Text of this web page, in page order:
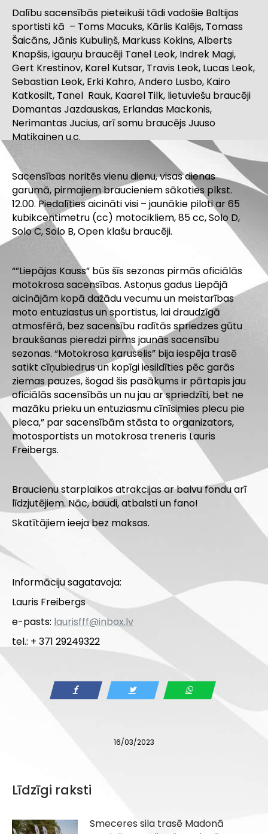
Dalību sacensībās pieteikuši tādi vadošie Baltijas
sportisti kā – Toms Macuks, Kārlis Kalējs, Tomass
Šaicāns, Jānis Kubuliņš, Markuss Kokins, Alberts
Knapšis, igauņu braucēji Tanel Leok, Indrek Magi,
Gert Krestinov, Karel Kutsar, Travis Leok, Lucas Leok,
Sebastian Leok, Erki Kahro, Andero Lusbo, Kairo
Katkosilt, Tanel Rauk, Kaarel Tilk, lietuviešu braucēji
Domantas Jazdauskas, Erlandas Mackonis,
Nerimantas Jucius, arī somu braucējs Juuso
Matikainen u.c.
Sacensības noritēs vienu dienu, visas dienas
garumā, pirmajiem braucieniem sākoties plkst.
12.00. Piedalīties aicināti visi – jaunākie piloti ar 65
kubikcentimetru (cc) motocikliem, 85 cc, Solo D,
Solo C, Solo B, Open klašu braucēji.
“”Liepājas Kauss” būs šīs sezonas pirmās oficiālās
motokrosa sacensības. Astoņus gadus Liepājā
aicinājām kopā dažādu vecumu un meistarības
moto entuziastus un sportistus, lai draudzīgā
atmosfērā, bez sacensību radītās spriedzes gūtu
braukšanas pieredzi pirms jaunās sacensību
sezonas. “Motokrosa karuselis” bija iespēja trasē
satikt cīņubiedrus un kopīgi iesildīties pēc garās
ziemas pauzes, šogad šis pasākums ir pārtapis jau
oficiālās sacensībās un nu jau ar spriedzīti, bet ne
mazāku prieku un entuziasmu cīnīsimies plecu pie
pleca,” par sacensībām stāsta to organizators,
motosportists un motokrosa treneris Lauris
Freibergs.
Braucienu starplaikos atrakcijas ar balvu fondu arī
līdzjutējiem. Nāc, baudi, atbalsti un fano!
Skatītājiem ieeja bez maksas.
Informāciju sagatavoja:
Lauris Freibergs
e-pasts: laurisfff@inbox.lv
tel.: + 371 29249322
16/03/2023
Līdzīgi raksti
Smeceres sila trasē Madonā